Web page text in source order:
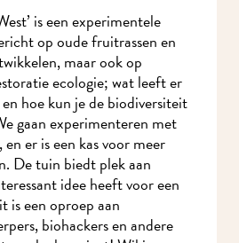
is een experimentele
op oude fruitrassen en
maar ook op
ecologie; wat leeft er
hoe kun je de biodiversiteit
gaan experimenteren met
er is een kas voor meer
De tuin biedt plek aan
idee heeft voor een
is een oproep aan
biohackers en andere